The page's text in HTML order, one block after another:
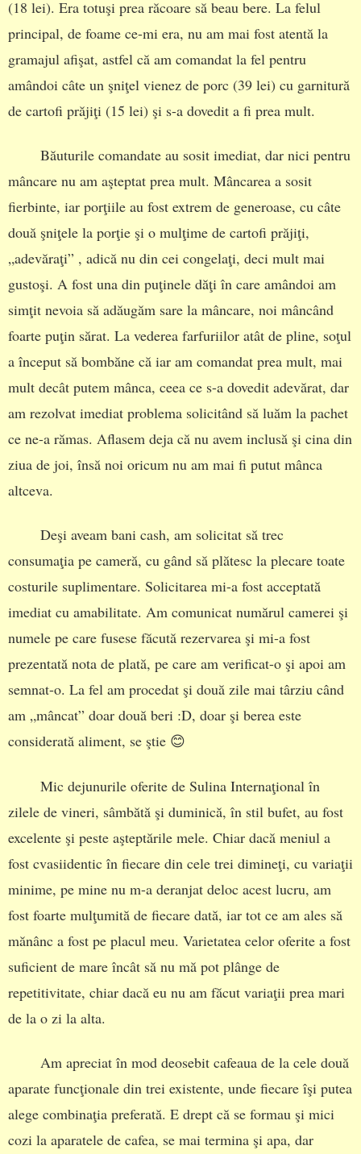
(18 lei). Era totuşi prea răcoare să beau bere. La felul
principal, de foame ce-mi era, nu am mai fost atentă la
gramajul afişat, astfel că am comandat la fel pentru
amândoi câte un şniţel vienez de porc (39 lei) cu garnitură
de cartofi prăjiţi (15 lei) şi s-a dovedit a fi prea mult.
Băuturile comandate au sosit imediat, dar nici pentru
mâncare nu am aşteptat prea mult. Mâncarea a sosit
fierbinte, iar porţiile au fost extrem de generoase, cu câte
două şniţele la porţie şi o mulţime de cartofi prăjiţi,
„adevăraţi” , adică nu din cei congelaţi, deci mult mai
gustoşi. A fost una din puţinele dăţi în care amândoi am
simţit nevoia să adăugăm sare la mâncare, noi mâncând
foarte puţin sărat. La vederea farfuriilor atât de pline, soţul
a început să bombăne că iar am comandat prea mult, mai
mult decât putem mânca, ceea ce s-a dovedit adevărat, dar
am rezolvat imediat problema solicitând să luăm la pachet
ce ne-a rămas. Aflasem deja că nu avem inclusă şi cina din
ziua de joi, însă noi oricum nu am mai fi putut mânca
altceva.
Deşi aveam bani cash, am solicitat să trec
consumaţia pe cameră, cu gând să plătesc la plecare toate
costurile suplimentare. Solicitarea mi-a fost acceptată
imediat cu amabilitate. Am comunicat numărul camerei şi
numele pe care fusese făcută rezervarea şi mi-a fost
prezentată nota de plată, pe care am verificat-o şi apoi am
semnat-o. La fel am procedat şi două zile mai târziu când
am „mâncat” doar două beri :D, doar şi berea este
considerată aliment, se ştie 😊
Mic dejunurile oferite de Sulina Internaţional în
zilele de vineri, sâmbătă şi duminică, în stil bufet, au fost
excelente şi peste aşteptările mele. Chiar dacă meniul a
fost cvasiidentic în fiecare din cele trei dimineţi, cu variaţii
minime, pe mine nu m-a deranjat deloc acest lucru, am
fost foarte mulţumită de fiecare dată, iar tot ce am ales să
mănânc a fost pe placul meu. Varietatea celor oferite a fost
suficient de mare încât să nu mă pot plânge de
repetitivitate, chiar dacă eu nu am făcut variaţii prea mari
de la o zi la alta.
Am apreciat în mod deosebit cafeaua de la cele două
aparate funcţionale din trei existente, unde fiecare îşi putea
alege combinaţia preferată. E drept că se formau şi mici
cozi la aparatele de cafea, se mai termina şi apa, dar